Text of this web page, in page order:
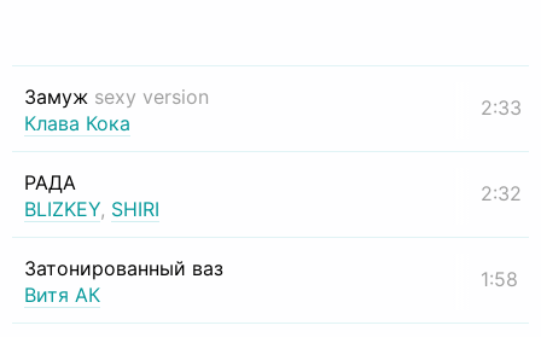
Замуж sexy version
Клава Кока
2:33
РАДА
BLIZKEY, SHIRI
2:32
Затонированный ваз
Витя АК
1:58